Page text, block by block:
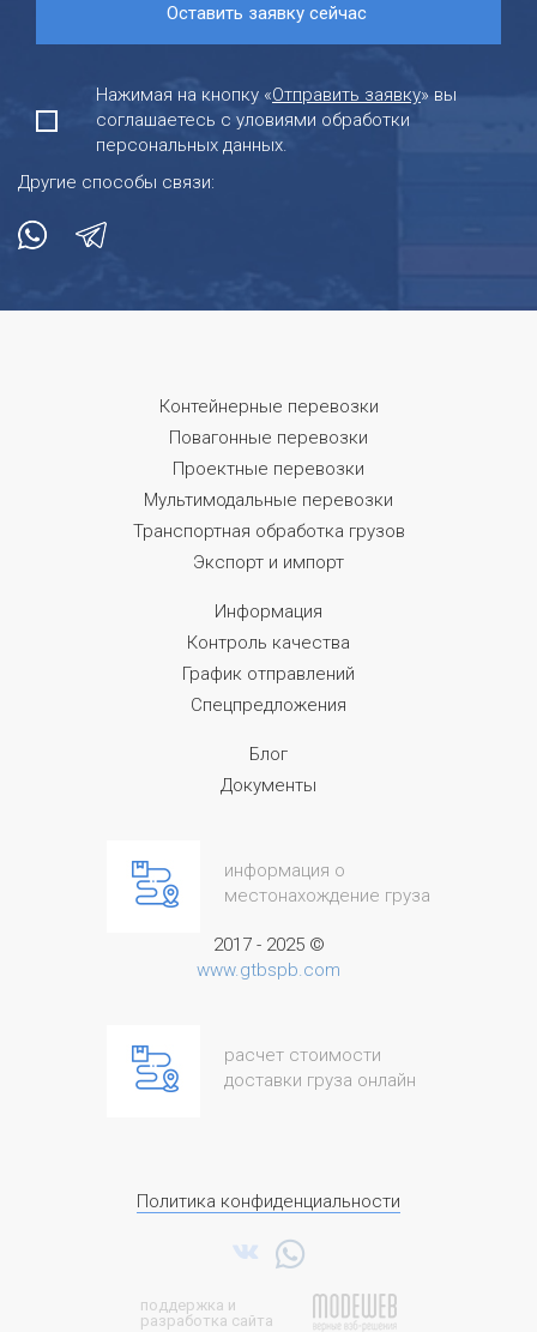
Нажимая на кнопку «Отправить заявку» вы
соглашаетесь с уловиями обработки
персональных данных.
Другие способы связи:
Контейнерные перевозки
Повагонные перевозки
Проектные перевозки
Мультимодальные перевозки
Транспортная обработка грузов
Экспорт и импорт
Информация
Контроль качества
График отправлений
Спецпредложения
Блог
Документы
информация о
местонахождение груза
2017 - 2025 ©
www.gtbspb.com
расчет стоимости
доставки груза онлайн
Политика конфиденциальности
поддержка и
разработка сайта